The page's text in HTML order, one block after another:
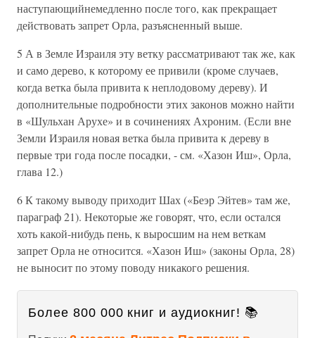
наступающийнемедленно после того, как прекращает
действовать запрет Орла, разъясненный выше.
5 А в Земле Израиля эту ветку рассматривают так же, как
и само дерево, к которому ее привили (кроме случаев,
когда ветка была привита к неплодовому дереву). И
дополнительные подробности этих законов можно найти
в «Шульхан Арухе» и в сочинениях Ахроним. (Если вне
Земли Израиля новая ветка была привита к дереву в
первые три года после посадки, - см. «Хазон Иш», Орла,
глава 12.)
6 К такому выводу приходит Шах («Беэр Эйтев» там же,
параграф 21). Некоторые же говорят, что, если остался
хоть какой-нибудь пень, к выросшим на нем веткам
запрет Орла не относится. «Хазон Иш» (законы Орла, 28)
не выносит по этому поводу никакого решения.
Более 800 000 книг и аудиокниг! 📚